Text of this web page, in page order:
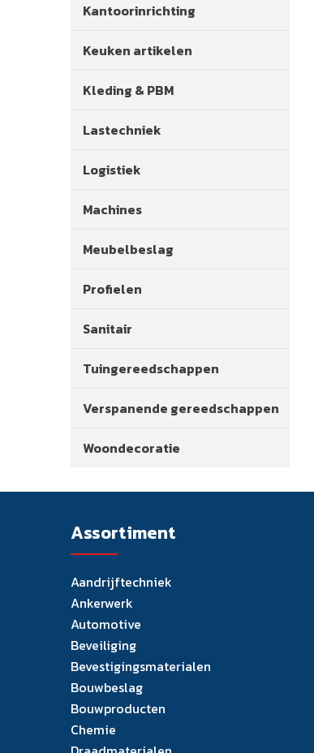
Kantoorinrichting
Keuken artikelen
Kleding & PBM
Lastechniek
Logistiek
Machines
Meubelbeslag
Profielen
Sanitair
Tuingereedschappen
Verspanende gereedschappen
Woondecoratie
Assortiment
Aandrijftechniek
Ankerwerk
Automotive
Beveiliging
Bevestigingsmaterialen
Bouwbeslag
Bouwproducten
Chemie